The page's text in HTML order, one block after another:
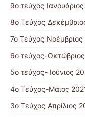
9o τεύχος
8o Tεύχος
7o Τεύχος Νοέμβριος
6ο τεύχος-
5ο τεύχος- Ιούνιος
4o Tεύχος-Μάιος
3ο Τεύχος Απρίλιος